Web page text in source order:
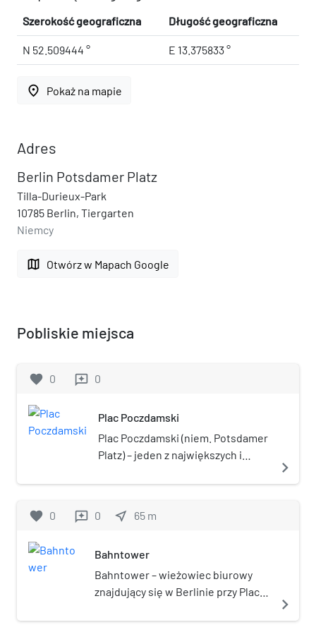
Szerokość geograficzna Długość geograficzna
N 52.509444 ° E 13.375833 °
place Pokaż na mapie
Adres
Berlin Potsdamer Platz
Tilla-Durieux-Park
10785 Berlin, Tiergarten
Niemcy
map Otwórz w Mapach Google
Pobliskie miejsca
favorite 0 reviews 0
Plac Poczdamski
Plac Poczdamski (niem. Potsdamer
Platz) – jeden z największych i
centralnym Berlinie, w dzielnicach
administracyjnym Mitte. Nazwa
Poczdam.
navigate_next
favorite 0 reviews 0 near_me 65 m
Bahntower
Bahntower – wieżowiec biurowy
znajdujący się w Berlinie przy Placu
części Sony Center wybudowany w
navigate_next